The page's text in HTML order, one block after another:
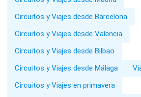
Circuitos y Viajes desde Barcelona
Circuitos y Viajes desde Valencia
Circuitos y Viajes desde Bilbao
Circuitos y Viajes desde Málaga
Circuitos y Viajes en primavera